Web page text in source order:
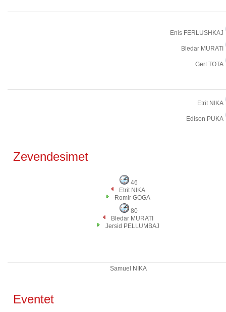
Enis FERLUSHKAJ
Bledar MURATI
Gert TOTA
Etrit NIKA
Edison PUKA
Zevendesimet
46
Etrit NIKA
Romir GOGA
80
Bledar MURATI
Jersid PELLUMBAJ
Samuel NIKA
Eventet